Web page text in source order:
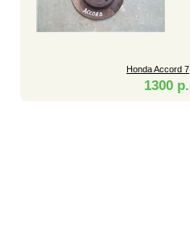
Honda Accord 7
1300 р.